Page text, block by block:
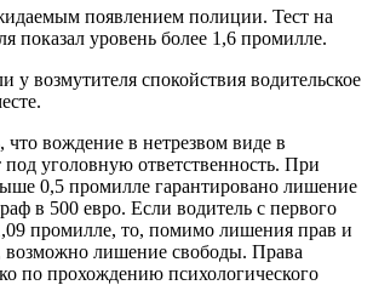
появлением полиции. Тест на
показал уровень более 1,6 промилле.
у возмутителя спокойствия водительское
что вождение в нетрезвом виде в
уголовную ответственность. При
0,5 промилле гарантировано лишение
в 500 евро. Если водитель с первого
промилле, то, помимо лишения прав и
возможно лишение свободы. Права
по прохождению психологического